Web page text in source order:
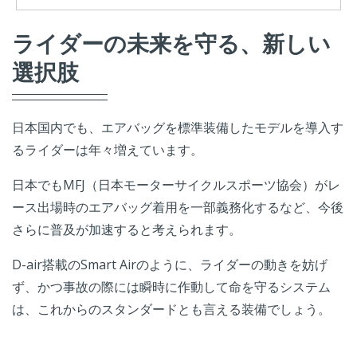
ライダーの未来を守る、新しい
選択肢
日本国内でも、エアバッグを標準装備したモデルを導入す
るライダーは年々増えています。
日本でもMFJ（日本モーターサイクルスポーツ協会）がレ
ース出場時のエアバッグ着用を一部義務化するなど、今後
さらに普及が加速すると考えられます。
D-air搭載のSmart Airのように、ライダーの動きを妨げ
ず、かつ事故の際には瞬時に作動して命を守るシステム
は、これからのスタンダードとも言える装備でしょう。